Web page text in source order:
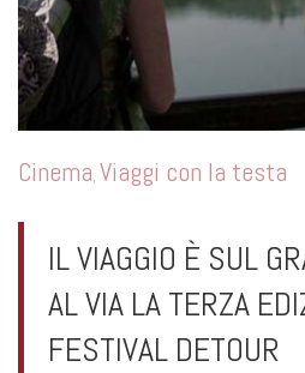
Cinema, Viaggi con la testa
IL VIAGGIO È SUL
AL VIA LA TERZA
FESTIVAL DETOUR